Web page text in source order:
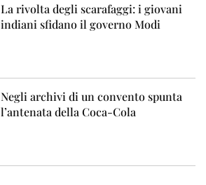
La rivolta degli scarafaggi: i giovani
indiani sfidano il governo Modi
Negli archivi di un convento spunta
l’antenata della Coca-Cola